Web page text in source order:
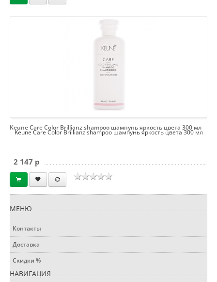
Keune Care Color Brillianz shampoo шампунь яркость цвета 300 мл
Keune Care Color Brillianz shampoo шампунь яркость цвета 300 мл
2 147 p
МЕНЮ
Контакты
Доставка
Скидки %
НАВИГАЦИЯ